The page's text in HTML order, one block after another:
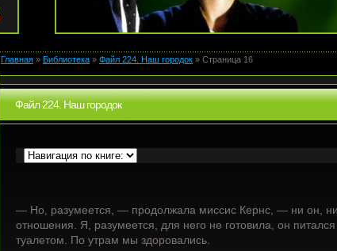
Главная » Библиотека » Файл 224. Наш городок » Страница 16
Файл 224. Наш городок
— Но, разумеется, — продолжала миссис Кернс, — ни он,
отношения. Я, разумеется, для него не готовила, он
туалетом. По утрам мы здоровались.